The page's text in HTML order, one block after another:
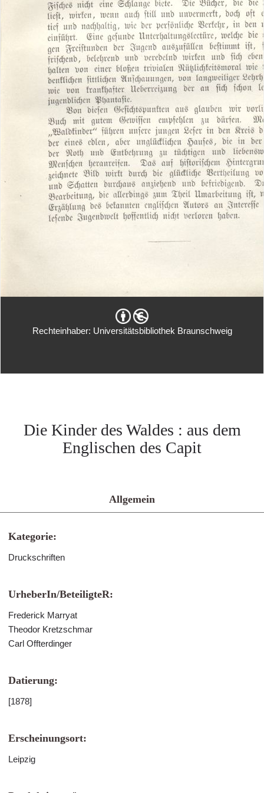
Rechteinhaber: Universitätsbibliothek Braunschweig
Die Kinder des Waldes : aus dem
Englischen des Capit
Allgemein
Kategorie:
Druckschriften
UrheberIn/BeteiligteR:
Frederick Marryat
Theodor Kretzschmar
Carl Offterdinger
Datierung:
[1878]
Erscheinungsort:
Leipzig